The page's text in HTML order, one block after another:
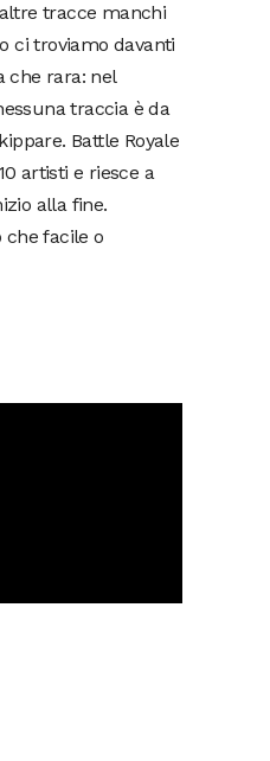
tracce manchi
ci troviamo davanti
che rara: nel
traccia è da
Battle Royale
artisti e riesce a
alla fine.
che facile o